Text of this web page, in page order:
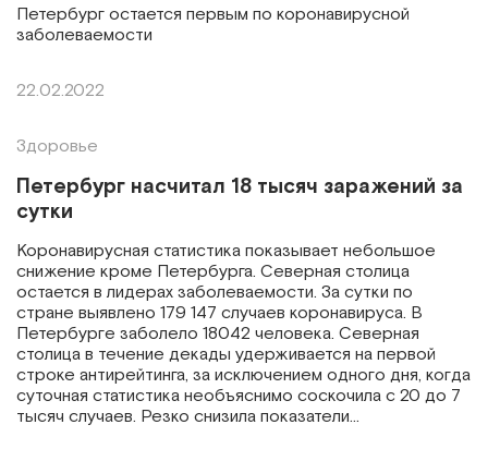
Петербург остается первым по коронавирусной
заболеваемости
22.02.2022
Здоровье
Петербург насчитал 18 тысяч заражений за
сутки
Коронавирусная статистика показывает небольшое
снижение кроме Петербурга. Северная столица
остается в лидерах заболеваемости. За сутки по
стране выявлено 179 147 случаев коронавируса. В
Петербурге заболело 18042 человека. Северная
столица в течение декады удерживается на первой
строке антирейтинга, за исключением одного дня, когда
суточная статистика необъяснимо соскочила с 20 до 7
тысяч случаев. Резко снизила показатели…